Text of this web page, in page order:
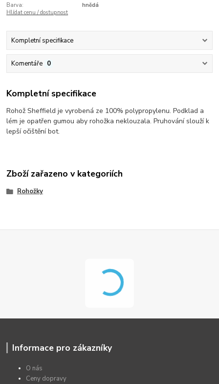
Barva:
hnědá
Hlídat cenu / dostupnost
Kompletní specifikace
Komentáře 0
Kompletní specifikace
Rohož Sheffield je vyrobená ze 100% polypropylenu. Podklad a
lém je opatřen gumou aby rohožka neklouzala. Pruhování slouží k
lepší očištění bot.
Zboží zařazeno v kategoriích
Rohožky
Informace pro zákazníky
O nás
Ceny dopravy